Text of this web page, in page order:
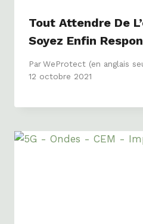
Tout Attendre De
Soyez Enfin
ParWeProtect (en anglais
12 octobre 2021